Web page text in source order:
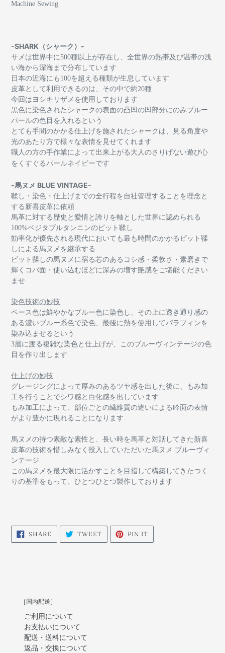
Machine Sewing
-SHARK（シャーク）-
サメは世界中に500種以上が存在し、全世界の熱帯及び温帯の浅
い海から深海まで分布しています
日本の近海にも100を超える種類が生息しています
皮革として利用できるのは、その中で約20種
今回はヨシキリザメを使用しております
黒色に染色されたシャークの表面の凸凹の凹部分にのみブルー
パールの色目を入れるという
とても手間のかかる仕上げを施されたシャークは、見る角度や
光のあたり方で様々な表情を見せてくれます
職人の方の手作業によって出来上がる大人のさりげない遊び心
をくすぐるパールネイビーです
-馬ヌメ BLUE VINTAGE-
鞣し・染色・仕上げまでの全行程を自社管理することを理念と
する新喜皮革に依頼
馬革に対する歴史と愛情と誇りを軸とした世界に認められる
100%ベジタブルタンニンのピット鞣し
効率化が優先される現代においても最も時間のかかるピット鞣
しによる馬ヌメを継承する
ピット鞣しの馬ヌメに宿る芯のあるコシ感・柔軟さ・素磨きで
輝くコバ面・使い込むほどに深みの増す艶感をご堪能ください
ませ
染色技術の妙技
ベース色は鮮やかなブルー色に染色し、その上に透き通り感の
ある濃いブルー系色で染色、最後に熱を使用してパラフィンを
染み込ませるという
3層に渡る複雑な染色と仕上げが、このブルーヴィンテージの色
目を作り出します
仕上げの妙技
グレージングによって厚みのあるツヤ感を出した後に、もみ加
工を行うことでシワ感と白化感を出しています
もみ加工によって、部位ごとの繊維質の違いによる吟面の表情
がより豊かに現れることになります
馬ヌメの持つ素敵な素性と、長い時を馬革と対話してきた新喜
皮革の技術を惜しみなく投入していただいた馬ヌメ ブルーヴィ
ンテージ
この馬ヌメを最大限に活かすことを目指して構築してきたつく
りの基準をもって、ひとつひとつ製作しております
SHARE SHARE
FACEBOOK
TWEETTWEET
TWITTER
PIN IT
PINTEREST
［国内配送］
ご利用について
お支払いについて
配送・送料について
返品・交換について